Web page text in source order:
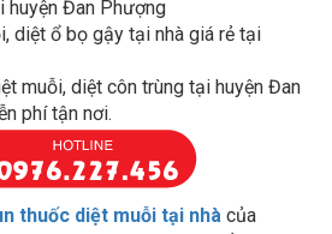
muỗi, diệt côn trùng tại huyện Đan
phí tận nơi.
thuốc diệt muỗi tại nhà
áp dụng công nghệ tiên tiến, khoa
cho khách hàng dịch vụ chất lượng